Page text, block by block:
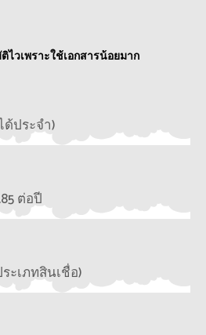
วเพราะใช้เอกสารน้อยมาก
ประจำ)
ต่อปี
ะเภทสินเชื่อ)